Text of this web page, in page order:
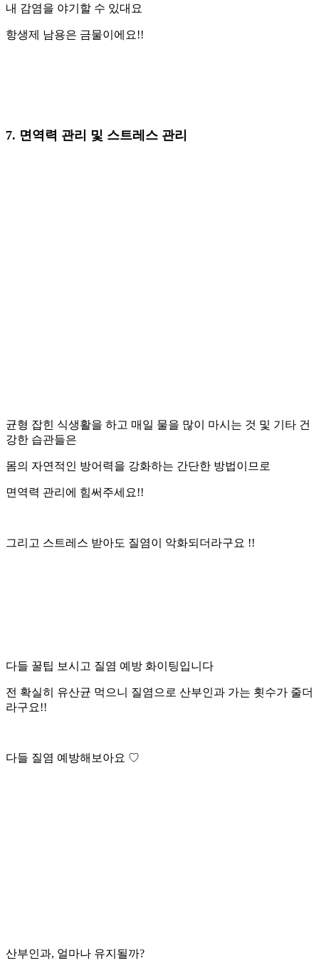
내 감염을 야기할 수 있대요
항생제 남용은 금물이에요!!
7. 면역력 관리 및 스트레스 관리
균형 잡힌 식생활을 하고 매일 물을 많이 마시는 것 및 기타 건
강한 습관들은
몸의 자연적인 방어력을 강화하는 간단한 방법이므로
면역력 관리에 힘써주세요!!
그리고 스트레스 받아도 질염이 악화되더라구요 !!
다들 꿀팁 보시고 질염 예방 화이팅입니다
전 확실히 유산균 먹으니 질염으로 산부인과 가는 횟수가 줄더
라구요!!
다들 질염 예방해보아요 ♡
산부인과, 얼마나 유지될까?